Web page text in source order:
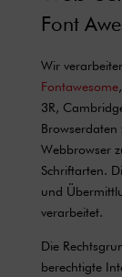
Font
Wir
Fontawesome
3R,
Browserdaten
Webbrowser
Schriftarten.
und
verarbeitet.
Die
berechtigte